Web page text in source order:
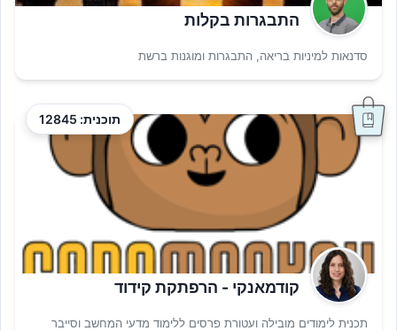
התבגרות בקלות
סדנאות למיניות בריאה, התבגרות ומוגנות ברשת
תוכנית: 12845
קודמאנקי - הרפתקת קידוד
תכנית לימודים מובילה ועטורת פרסים ללימוד מדעי המחשב וסייבר